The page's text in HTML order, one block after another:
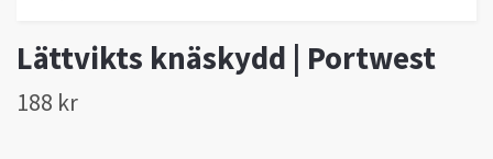
Lättvikts knäskydd | Portwest
188 kr